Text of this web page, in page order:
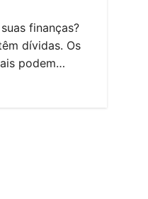
finanças?
dívidas. Os
podem…